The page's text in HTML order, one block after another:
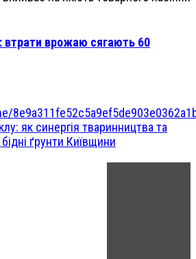
втрати врожаю сягають 60
як синергія тваринництва та
ґрунти Київщини